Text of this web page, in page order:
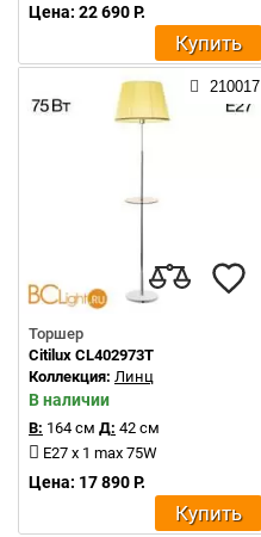
Цена: 22 690 Р.
Купить
210017
Торшер
Citilux CL402973T
Коллекция: Линц
В наличии
В: 164 см Д: 42 см
E27 x 1 max 75W
Цена: 17 890 Р.
Купить